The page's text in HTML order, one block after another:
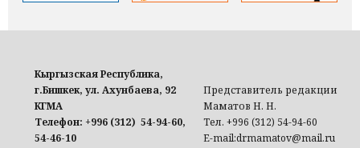
Кыргызская Республика,
г.Бишкек, ул. Ахунбаева, 92
КГМА
Телефон: +996 (312) 54-94-60,
54-46-10
Представитель редакции
Маматов Н. Н.
Тел. +996 (312) 54-94-60
E-mail:drmamatov@mail.ru